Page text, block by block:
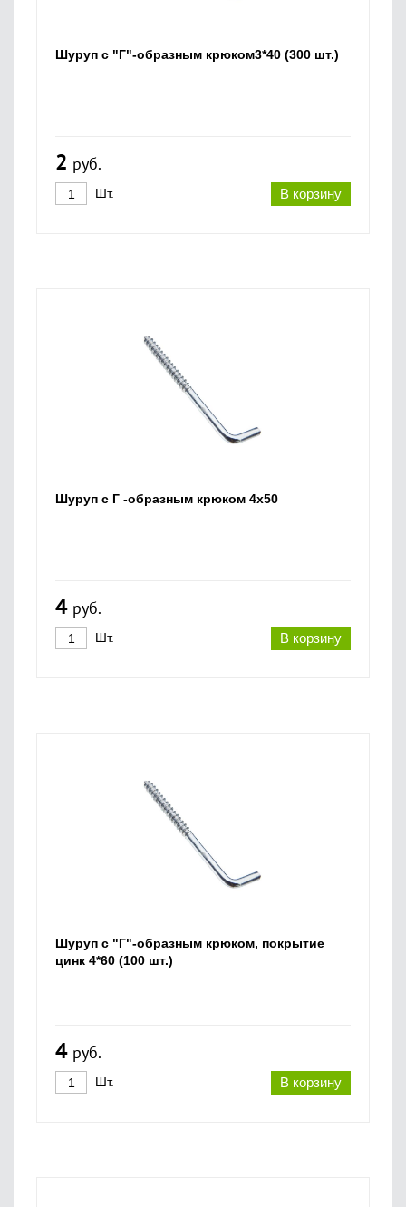
Шуруп с "Г"-образным крюком3*40 (300 шт.)
2 руб.
В корзину
Шт.
Шуруп с Г -образным крюком 4х50
4 руб.
В корзину
Шт.
Шуруп с "Г"-образным крюком, покрытие
цинк 4*60 (100 шт.)
4 руб.
В корзину
Шт.